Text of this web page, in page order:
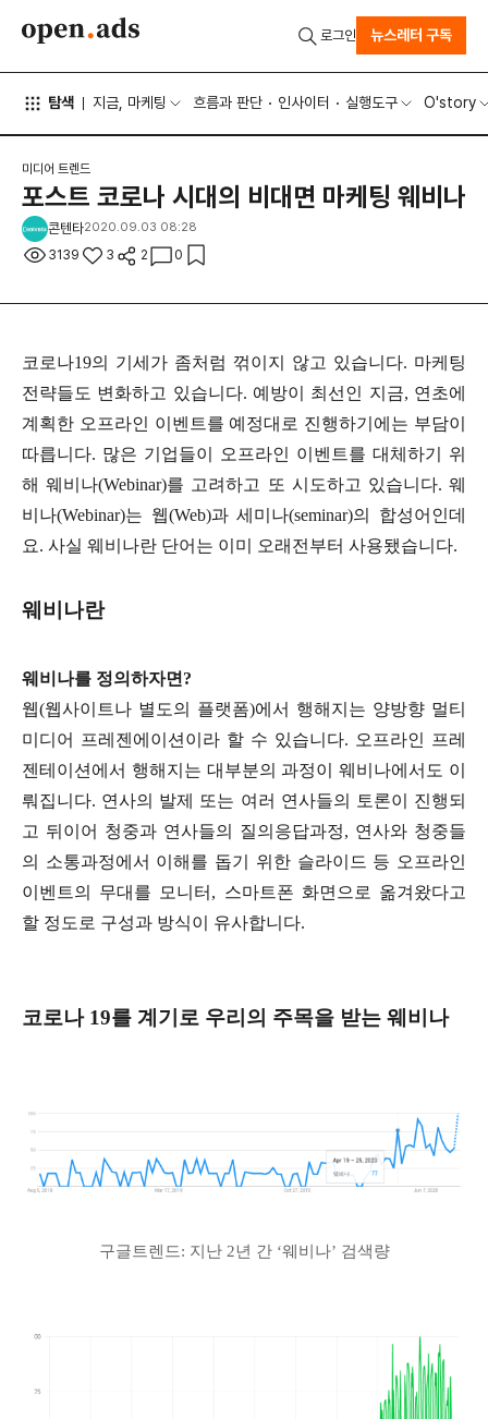
탐색 지금, 마케팅 흐름과 판단 인사이터 실행도구 O'story
로그인 뉴스레터 구독
미디어 트렌드
포스트 코로나 시대의 비대면 마케팅 웨비나
콘텐타2020.09.03 08:28
3139 3 2 0
코로나19의 기세가 좀처럼 꺾이지 않고 있습니다. 마케팅
전략들도 변화하고 있습니다. 예방이 최선인 지금, 연초에
계획한 오프라인 이벤트를 예정대로 진행하기에는 부담이
따릅니다. 많은 기업들이 오프라인 이벤트를 대체하기 위
해 웨비나(Webinar)를 고려하고 또 시도하고 있습니다. 웨
비나(Webinar)는 웹(Web)과 세미나(seminar)의 합성어인데
요. 사실 웨비나란 단어는 이미 오래전부터 사용됐습니다.
웨비나란
웨비나를 정의하자면?
웹(웹사이트나 별도의 플랫폼)에서 행해지는 양방향 멀티
미디어 프레젠에이션이라 할 수 있습니다. 오프라인 프레
젠테이션에서 행해지는 대부분의 과정이 웨비나에서도 이
뤄집니다. 연사의 발제 또는 여러 연사들의 토론이 진행되
고 뒤이어 청중과 연사들의 질의응답과정, 연사와 청중들
의 소통과정에서 이해를 돕기 위한 슬라이드 등 오프라인
이벤트의 무대를 모니터, 스마트폰 화면으로 옮겨왔다고
할 정도로 구성과 방식이 유사합니다.
코로나 19를 계기로 우리의 주목을 받는 웨비나
구글트렌드: 지난 2년 간 ‘웨비나’ 검색량